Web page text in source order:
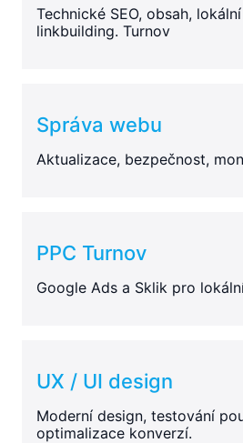
Technické SEO, obsah, lokální
linkbuilding. Turnov
Správa webu
Aktualizace, bezpečnost,
PPC Turnov
Google Ads a Sklik pro
UX / UI design
Moderní design, testování
optimalizace konverzí.